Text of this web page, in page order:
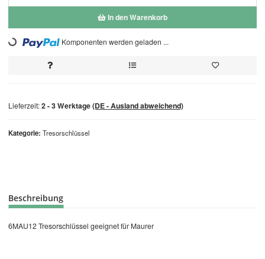
Kategorie Tresorschlüssel
In den Warenkorb
Loading... Komponenten werden geladen ...
Lieferzeit:2 - 3 Werktage(DE - Ausland abweichend)
Beschreibung
6MAU12 Tresorschlüssel geeignet für Maurer